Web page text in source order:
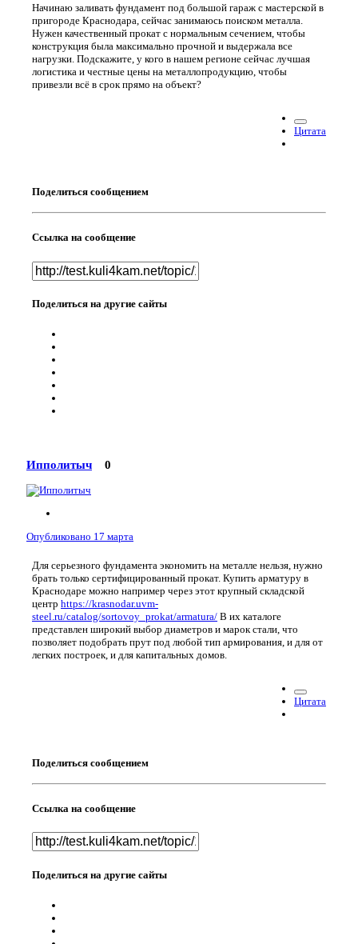
Начинаю заливать фундамент под большой гараж с мастерской в
пригороде Краснодара, сейчас занимаюсь поиском металла.
Нужен качественный прокат с нормальным сечением, чтобы
конструкция была максимально прочной и выдержала все
нагрузки. Подскажите, у кого в нашем регионе сейчас лучшая
логистика и честные цены на металлопродукцию, чтобы
привезли всё в срок прямо на объект?
Цитата
Поделиться сообщением
Ссылка на сообщение
Поделиться на другие сайты
Ипполитыч 0
Опубликовано 17 марта
Для серьезного фундамента экономить на металле нельзя, нужно
брать только сертифицированный прокат. Купить арматуру в
Краснодаре можно например через этот крупный складской
центр https://krasnodar.uvm-
steel.ru/catalog/sortovoy_prokat/armatura/ В их каталоге
представлен широкий выбор диаметров и марок стали, что
позволяет подобрать прут под любой тип армирования, и для от
легких построек, и для капитальных домов.
Цитата
Поделиться сообщением
Ссылка на сообщение
Поделиться на другие сайты